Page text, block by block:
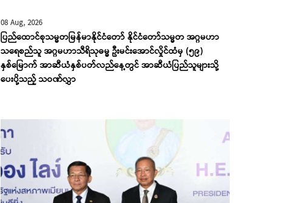
08 Aug, 2026
ပြည်ထောင်စုသမ္မတမြန်မာနိုင်ငံတော် နိုင်ငံတော်သမ္မတ အဂ္ဂမဟာ
သရေစည်သူ အဂ္ဂမဟာသီရိသုဓမ္မ ဦးမင်းအောင်လှိုင်ထံမှ (၅၉)
နှစ်မြောက် အာဆီယံနှစ်ပတ်လည်နေ့တွင် အာဆီယံပြည်သူများသို့
ပေးပို့သည့် သဝဏ်လွှာ